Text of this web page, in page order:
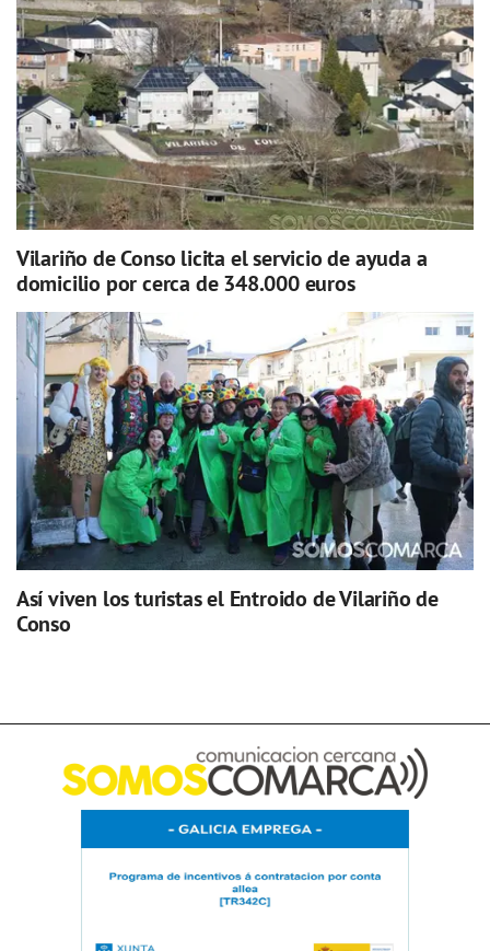
Vilariño de Conso licita el servicio de ayuda a
domicilio por cerca de 348.000 euros
Así viven los turistas el Entroido de Vilariño de
Conso